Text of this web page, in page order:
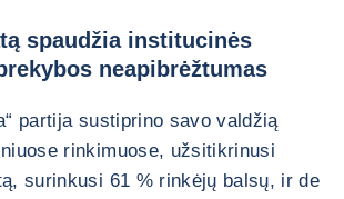
spaudžia institucinės
neapibrėžtumas
partija sustiprino savo valdžią
rinkimuose, užsitikrinusi
surinkusi 61 % rinkėjų balsų, ir de